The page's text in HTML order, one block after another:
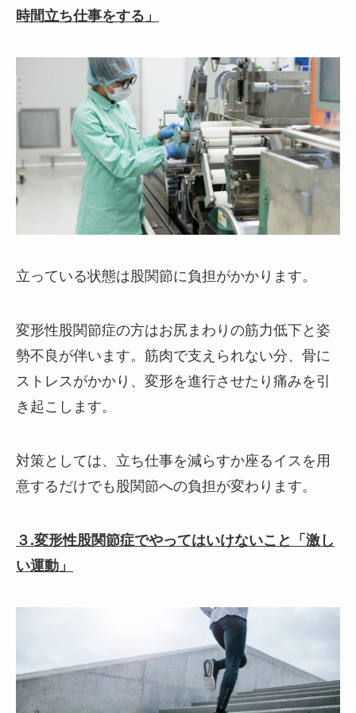
時間立ち仕事をする」
立っている状態は股関節に負担がかかります。
変形性股関節症の方はお尻まわりの筋力低下と姿
勢不良が伴います。筋肉で支えられない分、骨に
ストレスがかかり、変形を進行させたり痛みを引
き起こします。
対策としては、立ち仕事を減らすか座るイスを用
意するだけでも股関節への負担が変わります。
３.変形性股関節症でやってはいけないこと「激し
い運動」